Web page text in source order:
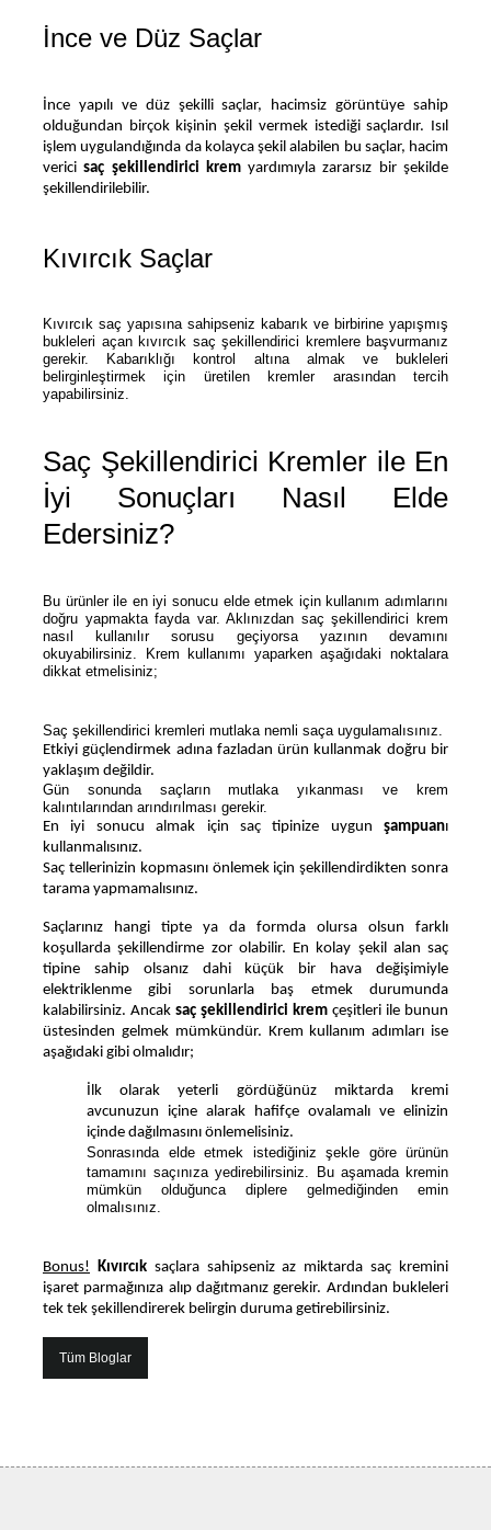
İnce ve Düz Saçlar
İnce yapılı ve düz şekilli saçlar, hacimsiz görüntüye sahip
olduğundan birçok kişinin şekil vermek istediği saçlardır. Isıl
işlem uygulandığında da kolayca şekil alabilen bu saçlar, hacim
verici saç şekillendirici krem yardımıyla zararsız bir şekilde
şekillendirilebilir.
Kıvırcık Saçlar
Kıvırcık saç yapısına sahipseniz kabarık ve birbirine yapışmış
bukleleri açan kıvırcık saç şekillendirici kremlere başvurmanız
gerekir. Kabarıklığı kontrol altına almak ve bukleleri
belirginleştirmek için üretilen kremler arasından tercih
yapabilirsiniz.
Saç Şekillendirici Kremler ile En
İyi Sonuçları Nasıl Elde
Edersiniz?
Bu ürünler ile en iyi sonucu elde etmek için kullanım adımlarını
doğru yapmakta fayda var. Aklınızdan saç şekillendirici krem
nasıl kullanılır sorusu geçiyorsa yazının devamını
okuyabilirsiniz. Krem kullanımı yaparken aşağıdaki noktalara
dikkat etmelisiniz;
Saç şekillendirici kremleri mutlaka nemli saça uygulamalısınız.
Etkiyi güçlendirmek adına fazladan ürün kullanmak doğru bir
yaklaşım değildir.
Gün sonunda saçların mutlaka yıkanması ve krem
kalıntılarından arındırılması gerekir.
En iyi sonucu almak için saç tipinize uygun şampuanı
kullanmalısınız.
Saç tellerinizin kopmasını önlemek için şekillendirdikten sonra
tarama yapmamalısınız.
Saçlarınız hangi tipte ya da formda olursa olsun farklı
koşullarda şekillendirme zor olabilir. En kolay şekil alan saç
tipine sahip olsanız dahi küçük bir hava değişimiyle
elektriklenme gibi sorunlarla baş etmek durumunda
kalabilirsiniz. Ancak saç şekillendirici krem çeşitleri ile bunun
üstesinden gelmek mümkündür. Krem kullanım adımları ise
aşağıdaki gibi olmalıdır;
İlk olarak yeterli gördüğünüz miktarda kremi
avcunuzun içine alarak hafifçe ovalamalı ve elinizin
içinde dağılmasını önlemelisiniz.
Sonrasında elde etmek istediğiniz şekle göre ürünün
tamamını saçınıza yedirebilirsiniz. Bu aşamada kremin
mümkün olduğunca diplere gelmediğinden emin
olmalısınız.
Bonus! Kıvırcık saçlara sahipseniz az miktarda saç kremini
işaret parmağınıza alıp dağıtmanız gerekir. Ardından bukleleri
tek tek şekillendirerek belirgin duruma getirebilirsiniz.
Tüm Bloglar